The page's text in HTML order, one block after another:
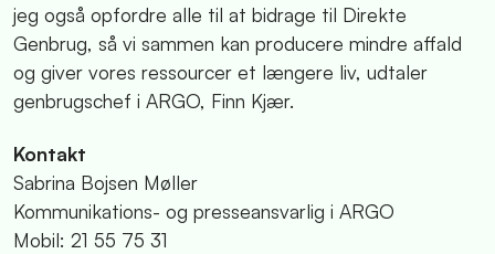
jeg også opfordre alle til at bidrage til Direkte
Genbrug, så vi sammen kan producere mindre affald
og giver vores ressourcer et længere liv, udtaler
genbrugschef i ARGO, Finn Kjær.
Kontakt
Sabrina Bojsen Møller
Kommunikations- og presseansvarlig i ARGO
Mobil: 21 55 75 31